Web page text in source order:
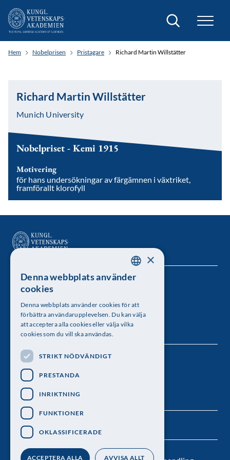
Sök
Hem Nobelprisen Pristagare Richard Martin Willstätter
Richard Martin Willstätter
Munich University
Nobelpriset - Kemi 1915
Motivering
för hans undersökningar av färgämnen i växtriket,
framförallt klorofyll
Kungl. Vetenskapsakademien
Besöksadress: Lilla Frescativägen 4A
Telefon: 08-673 95 00
Följ oss
SWEDISH
×
Denna webbplats använder
cookies
Denna webbplats använder cookies för att
förbättra användarupplevelsen. Du kan välja
att acceptera alla cookies eller välja vilka
cookies som du vill ska användas.
STRIKT NÖDVÄNDIGT
PRESTANDA
INRIKTNING
FUNKTIONER
OKLASSIFICERADE
ACCEPTERA ALLA AVVISA ALLT